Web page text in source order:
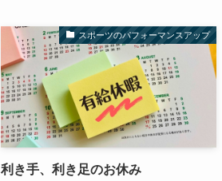
スポーツのパフォーマンスアップ
利き手、利き足のお休み